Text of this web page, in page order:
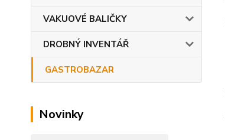
VAKUOVÉ BALIČKY
DROBNÝ INVENTÁŘ
GASTROBAZAR
Novinky